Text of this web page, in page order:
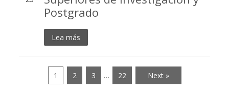
Postgrado
Lea más
1 2 3 … 22 Next »